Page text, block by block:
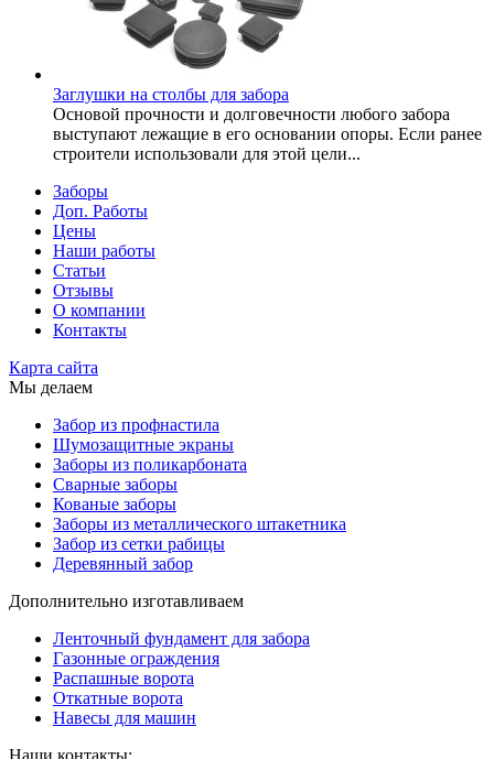
Заглушки на столбы для забора
Основой прочности и долговечности любого забора
выступают лежащие в его основании опоры. Если ранее
строители использовали для этой цели...
Заборы
Доп. Работы
Цены
Наши работы
Статьи
Отзывы
О компании
Контакты
Карта сайта
Мы делаем
Забор из профнастила
Шумозащитные экраны
Заборы из поликарбоната
Сварные заборы
Кованые заборы
Заборы из металлического штакетника
Забор из сетки рабицы
Деревянный забор
Дополнительно изготавливаем
Ленточный фундамент для забора
Газонные ограждения
Распашные ворота
Откатные ворота
Навесы для машин
Наши контакты: